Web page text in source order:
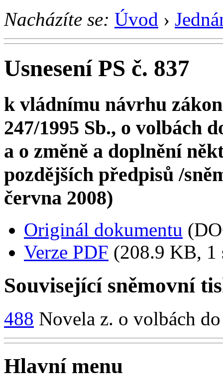
Nacházíte se: Úvod ›
Usnesení PS č. 837
k vládnímu návrhu
247/1995 Sb., o volbách
a o změně a doplnění
pozdějších předpisů /
června 2008)
Originál dokumentu
Verze PDF (208.9 KB, 1
Související sněmovní
488 Novela z. o volbách
Hlavní menu